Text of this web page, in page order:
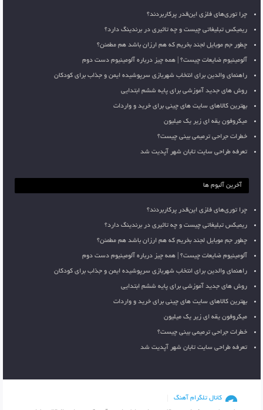
چرا توری‌های فلزی این‌قدر پرکاربردند؟
ریمیکس تبلیغاتی چیست و چه تاثیری در برندینگ دارد؟
چطور جم موبایل لجند بخریم که هم ارزان باشد هم مطمئن؟
آلومینیوم ضایعات چیست؟ | همه چیز درباره آلومینیوم دست دوم
راهنمای والدین برای انتخاب شهربازی سرپوشیده ایمن و جذاب برای کودکان
روش های جدید آموزشی برای پایه ششم ابتدایی
بهترین کالاهای سایت های چینی برای خرید و واردات
میکروفون یقه ای زیر یک میلیون
خطرات جراحی ترمیمی بینی چیست؟
تعرفه طراحی سایت تابان شهر آپدیت شد
آخرین آلبوم ها
چرا توری‌های فلزی این‌قدر پرکاربردند؟
ریمیکس تبلیغاتی چیست و چه تاثیری در برندینگ دارد؟
چطور جم موبایل لجند بخریم که هم ارزان باشد هم مطمئن؟
آلومینیوم ضایعات چیست؟ | همه چیز درباره آلومینیوم دست دوم
راهنمای والدین برای انتخاب شهربازی سرپوشیده ایمن و جذاب برای کودکان
روش های جدید آموزشی برای پایه ششم ابتدایی
بهترین کالاهای سایت های چینی برای خرید و واردات
میکروفون یقه ای زیر یک میلیون
خطرات جراحی ترمیمی بینی چیست؟
تعرفه طراحی سایت تابان شهر آپدیت شد
کانال تلگرام آهنگ